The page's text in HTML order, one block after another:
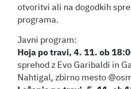
otvoritvi ali na dogodkih
programa.
Javni program:
Hoja po travi, 4. 11. ob
sprehod z Evo Garibaldi in
Nahtigal, zbirno mesto